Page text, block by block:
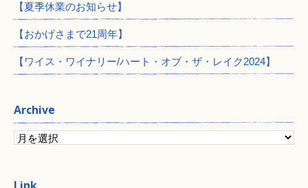
【夏季休業のお知らせ】
【おかげさまで21周年】
【ワイス・ワイナリー/ハート・オブ・ザ・レイク2024】
Archive